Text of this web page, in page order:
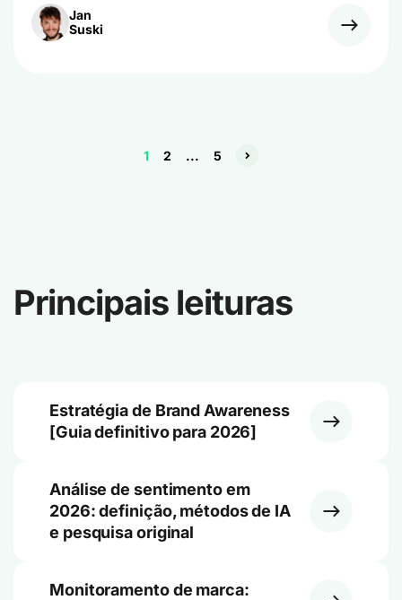
Jan
Suski
1 2 ... 5
Principais leituras
Estratégia de Brand Awareness
[Guia definitivo para 2026]
Análise de sentimento em
2026: definição, métodos de IA
e pesquisa original
Monitoramento de marca: